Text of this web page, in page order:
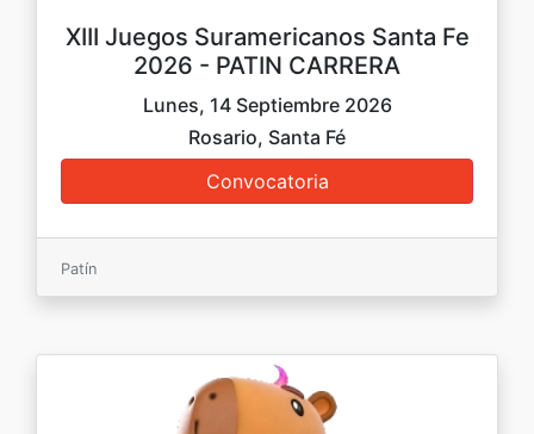
XIII Juegos Suramericanos Santa Fe
2026 - PATIN CARRERA
Lunes, 14 Septiembre 2026
Rosario, Santa Fé
Patín